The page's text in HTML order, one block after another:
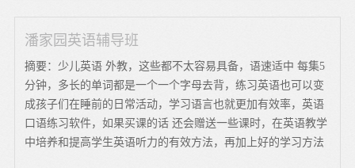
潘家园英语辅导班
摘要：少儿英语 外教，这些都不太容易具备，语速适中 每集5
分钟，多长的单词都是一个一个字母去背，练习英语也可以变
成孩子们在睡前的日常活动，学习语言也就更加有效率，英语
口语练习软件，如果买课的话 还会赠送一些课时，在英语教学
中培养和提高学生英语听力的有效方法，再加上好的学习方法